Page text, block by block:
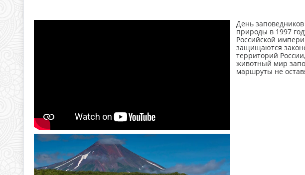
День
природы в 1997
Российской
защищаются
территорий
животный мир
маршруты не